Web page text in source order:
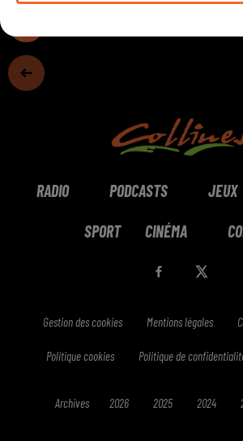
RADIO PODCASTS JEUX
SPORT CINÉMA
Gestion des cookies Mentions légales
Politique cookies Politique de
Archives 2026 2025 2024